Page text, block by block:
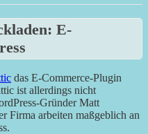
E-
das E-Commerce-Plugin
ist allerdings nicht
Gründer Matt
Firma arbeiten maßgeblich an